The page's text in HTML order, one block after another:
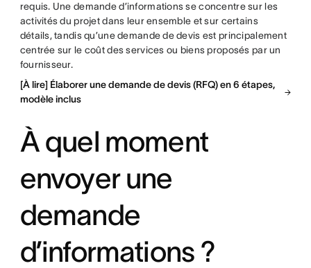
requis. Une demande d’informations se concentre sur les
activités du projet dans leur ensemble et sur certains
détails, tandis qu’une demande de devis est principalement
centrée sur le coût des services ou biens proposés par un
fournisseur.
[À lire] Élaborer une demande de devis (RFQ) en 6 étapes,
modèle inclus
À quel moment
envoyer une
demande
d’informations ?